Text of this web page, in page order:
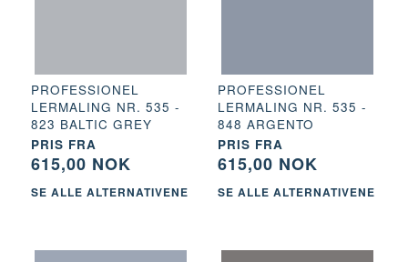
PROFESSIONEL
LERMALING NR. 535 -
823 BALTIC GREY
PRIS FRA
615,00 NOK
SE ALLE ALTERNATIVENE
PROFESSIONEL
LERMALING NR. 535 -
848 ARGENTO
PRIS FRA
615,00 NOK
SE ALLE ALTERNATIVENE